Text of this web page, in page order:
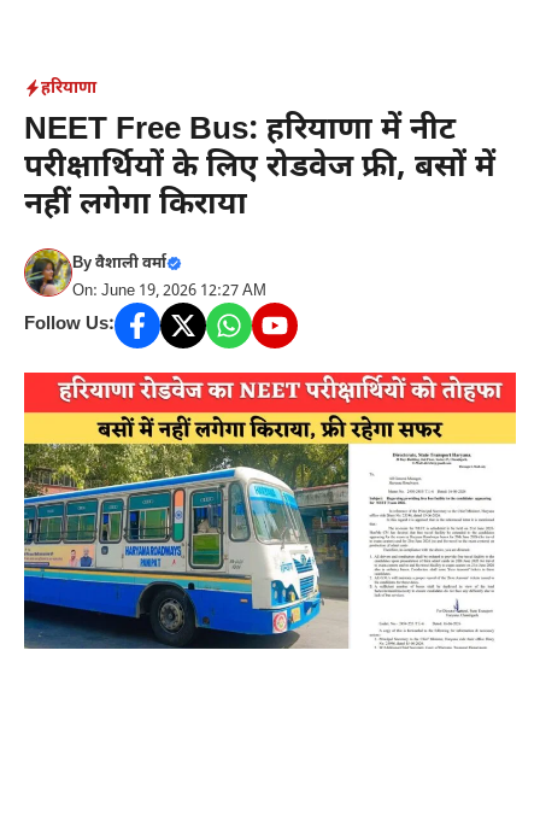
content
हरियाणा
NEET Free Bus: हरियाणा में नीट
परीक्षार्थियों के लिए रोडवेज फ्री, बसों में
नहीं लगेगा किराया
Byवैशाली वर्मा
On: June 19, 2026 12:27 AM
Follow Us: